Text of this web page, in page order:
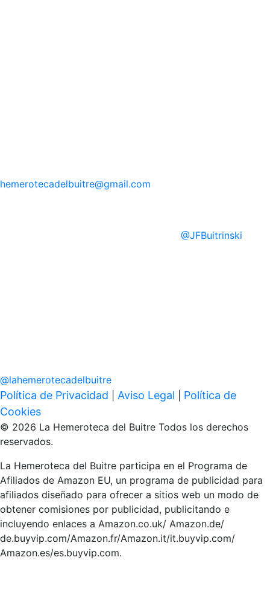
hemerotecadelbuitre@gmail.com
@JFBuitrinski
@lahemerotecadelbuitre
Política de Privacidad Aviso Legal
Política de
Cookies
© 2026 La Hemeroteca del Buitre Todos los derechos
reservados.
La Hemeroteca del Buitre participa en el Programa de
Afiliados de Amazon EU, un programa de publicidad para
afiliados diseñado para ofrecer a sitios web un modo de
obtener comisiones por publicidad, publicitando e
incluyendo enlaces a Amazon.co.uk/ Amazon.de/
de.buyvip.com/Amazon.fr/Amazon.it/it.buyvip.com/
Amazon.es/es.buyvip.com.